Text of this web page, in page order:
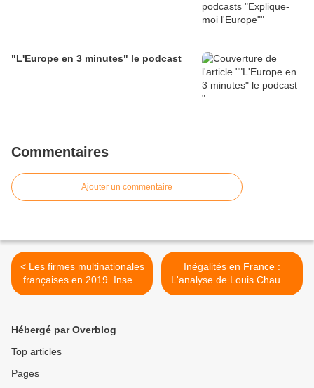
"L'Europe en 3 minutes" le podcast
Commentaires
Ajouter un commentaire
< Les firmes multinationales
françaises en 2019. Insee.
Octobre 2021 Actualités
Inégalités en France :
L'analyse de Louis Chauvel
>
Hébergé par Overblog
Top articles
Pages